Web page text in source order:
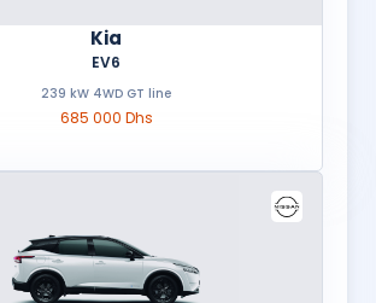
Kia
EV6
239 kW 4WD GT line
685 000 Dhs